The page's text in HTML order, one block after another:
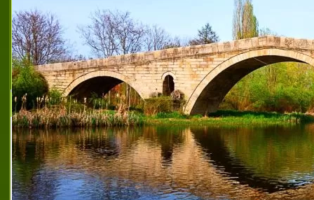
Ресторант Рони - бар и грил
Рони Фууд е компания със седалище град
Пазарджик. Семейна фирма, която е
отдадена на своите клиенти и умело се е
утвърдила като лидер в областта на
ресторантьорството и обществ